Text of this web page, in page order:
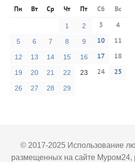
Пн Вт Ср Чт Пт Сб Вс
1 2 3 4
5 6 7 8 9 10 11
12 13 14 15 16 17 18
19 20 21 22 23 24 25
26 27 28 29
© 2017-2025 Использование
размещенных на сайте Муром24,